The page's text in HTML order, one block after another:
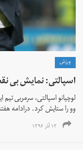
ورزش
اسپالتی: نمایش بی
وو را ستایش کرد. درادامه
۱۳ آذر ۱۳۹۶